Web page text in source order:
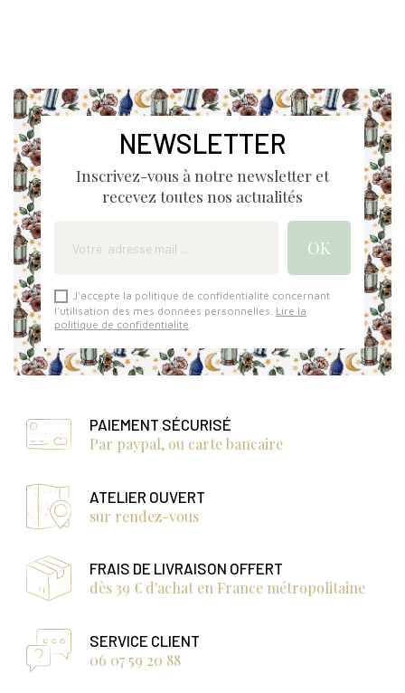
NEWSLETTER
Inscrivez-vous à notre newsletter et
recevez toutes nos actualités
J'accepte la politique de confidentialité concernant
l'utilisation des mes données personnelles. Lire la
politique de confidentialité
PAIEMENT SÉCURISÉ
Par paypal, ou carte bancaire
ATELIER OUVERT
sur rendez-vous
FRAIS DE LIVRAISON OFFERT
dès 39 € d'achat en France métropolitaine
SERVICE CLIENT
06 07 59 20 88